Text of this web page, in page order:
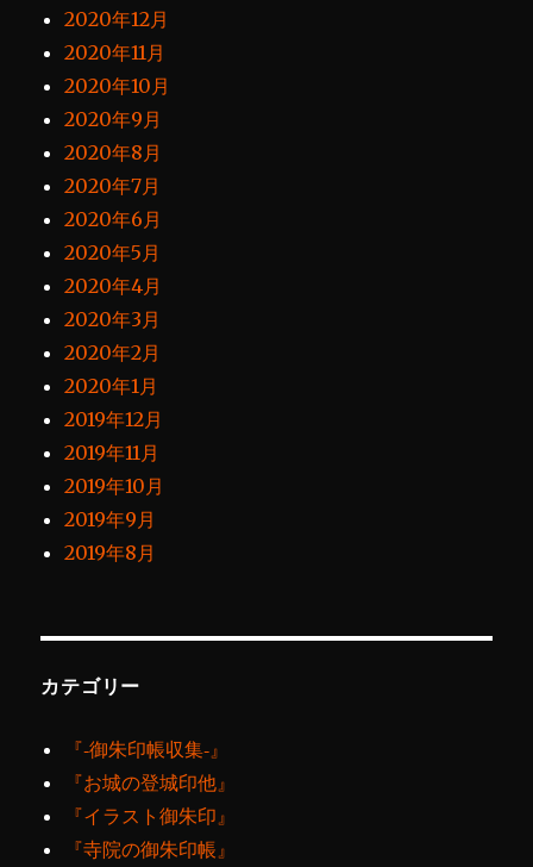
2020年12月
2020年11月
2020年10月
2020年9月
2020年8月
2020年7月
2020年6月
2020年5月
2020年4月
2020年3月
2020年2月
2020年1月
2019年12月
2019年11月
2019年10月
2019年9月
2019年8月
カテゴリー
『‐御朱印帳収集‐』
『お城の登城印他』
『イラスト御朱印』
『寺院の御朱印帳』